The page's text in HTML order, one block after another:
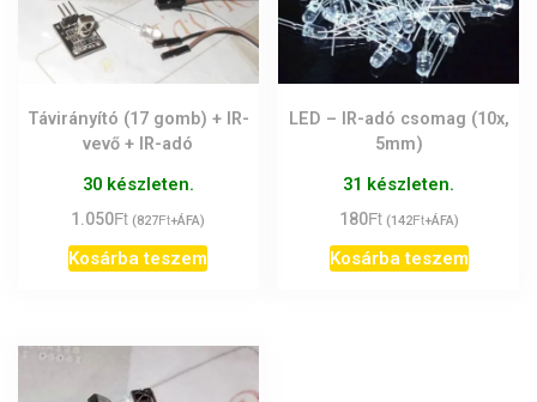
Távirányító (17 gomb) + IR-
vevő + IR-adó
30 készleten.
1.050Ft (827Ft+ÁFA)
Kosárba teszem
LED – IR-adó csomag (10x,
5mm)
31 készleten.
180Ft (142Ft+ÁFA)
Kosárba teszem